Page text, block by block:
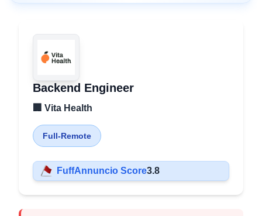
Backend Engineer
🏢 Vita Health
Full-Remote
FuffAnnuncio Score3.8